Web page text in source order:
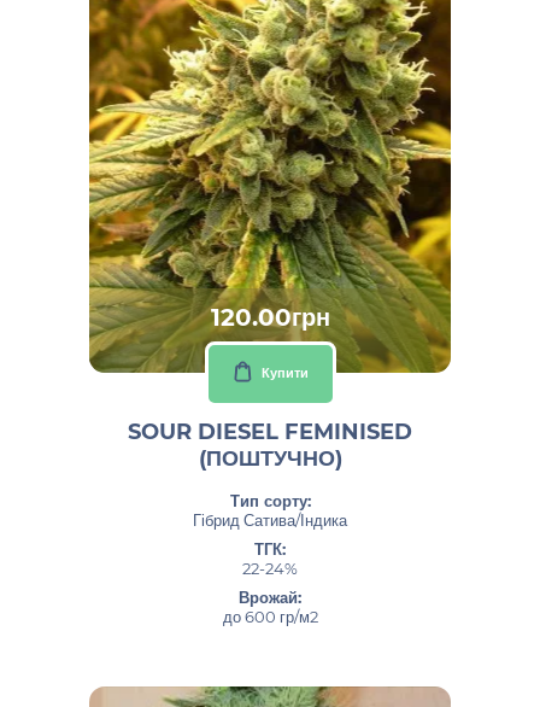
120.00грн
Купити
SOUR DIESEL FEMINISED
(ПОШТУЧНО)
Тип сорту:
Гібрид Сатива/Індика
ТГК:
22-24%
Врожай:
до 600 гр/м2